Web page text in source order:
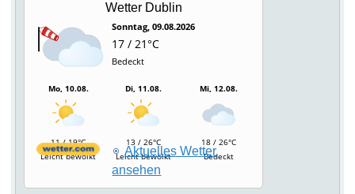
Wetter Dublin
Sonntag, 09.08.2026
17 / 21°C
Bedeckt
Mo, 10.08.
11 / 19°C
Leicht bewölkt
Di, 11.08.
13 / 26°C
Leicht bewölkt
Mi, 12.08.
18 / 26°C
Bedeckt
Aktuelles Wetter
ansehen